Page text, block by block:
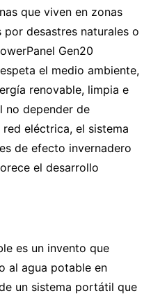
que viven en zonas
desastres naturales o
Gen20
el medio ambiente,
renovable, limpia e
no depender de
eléctrica, el sistema
de efecto invernadero
el desarrollo
es un invento que
al agua potable en
un sistema portátil que